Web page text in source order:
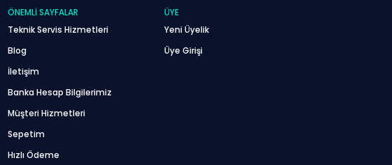
ÖNEMLI SAYFALAR
Teknik Servis Hizmetleri
Blog
İletişim
Banka Hesap Bilgilerimiz
Müşteri Hizmetleri
Sepetim
Hızlı Ödeme
ÜYE
Yeni Üyelik
Üye Girişi